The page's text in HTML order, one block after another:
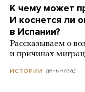
К чему может
И коснется ли
в Испании?
Рассказываем о
и причинах
ИСТОРИИ день назад